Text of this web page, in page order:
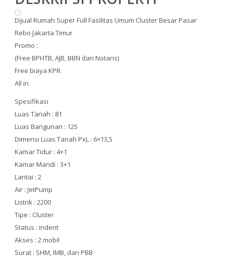
Dijual Rumah Super Full Fasilitas Umum Cluster Besar Pasar
Rebo Jakarta Timur
Promo :
(Free BPHTB, AJB, BBN dan Notaris)
Free biaya KPR
All in
Spesifikasi
Luas Tanah : 81
Luas Bangunan : 125
Dimensi Luas Tanah PxL : 6×13,5
Kamar Tidur : 4+1
Kamar Mandi : 3+1
Lantai : 2
Air : JetPump
Listrik : 2200
Tipe : Cluster
Status : indent
Akses : 2 mobil
Surat : SHM, IMB, dan PBB